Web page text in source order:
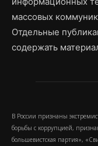
массовых
Отдельные
содержать
В России признаны
борьбы с коррупцией,
большевистская партия»,